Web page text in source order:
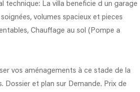
technique: La villa beneficie d un garage
volumes spacieux et pieces
Chauffage au sol (Pompe a
vos aménagements à ce stade de la
et plan sur Demande. Prix de